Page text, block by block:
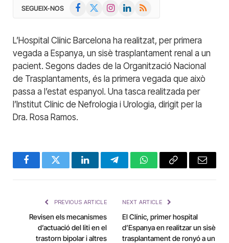
SEGUEIX-NOS Facebook InstagramLinkedIn
RSS
L’Hospital Clínic Barcelona ha realitzat, per primera
vegada a Espanya, un sisè trasplantament renal a un
pacient. Segons dades de la Organització Nacional
de Trasplantaments, és la primera vegada que això
passa a l’estat espanyol. Una tasca realitzada per
l’Institut Clínic de Nefrologia i Urologia, dirigit per la
Dra. Rosa Ramos.
FacebookTwitter LinkedInTelegramWhatsAppCopy
Email
PREVIOUS ARTICLE
Revisen els mecanismes
d’actuació del liti en el
trastorn bipolar i altres
NEXT ARTICLE
El Clínic, primer hospital
d’Espanya en realitzar un sisè
trasplantament de ronyó a un